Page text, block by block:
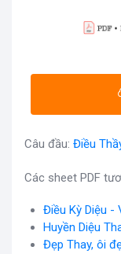
Câu đầu: Điều
Các sheet PDF
Điều Kỳ Diệu -
Huyền Diệu
Đẹp Thay, ôi